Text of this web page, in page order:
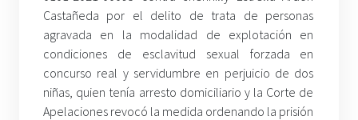
Castañeda por el delito de trata de personas
agravada en la modalidad de explotación en
condiciones de esclavitud sexual forzada en
concurso real y servidumbre en perjuicio de dos
niñas, quien tenía arresto domiciliario y la Corte de
Apelaciones revocó la medida ordenando la prisión